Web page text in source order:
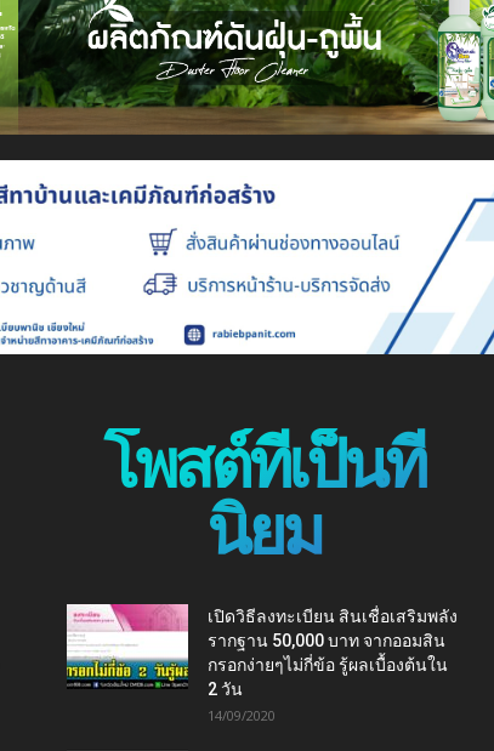
โพสต์ที่เป็นที่
นิยม
เปิดวิธีลงทะเบียน สินเชื่อเสริมพลัง
รากฐาน 50,000 บาท จากออมสิน
กรอกง่ายๆไม่กี่ข้อ รู้ผลเบื้องต้นใน
2 วัน
14/09/2020